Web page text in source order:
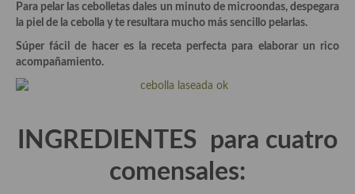
Viajes eno-gastro-turísticos
En El Candelero
Las opiniones de la «Cocinera»
Para pelar las cebolletas dales un minuto de microondas, despegara
la piel de la cebolla y te resultara mucho más sencillo pelarlas.
Súper fácil de hacer es la receta perfecta para elaborar un rico
acompañamiento.
INGREDIENTES para cuatro
comensales: